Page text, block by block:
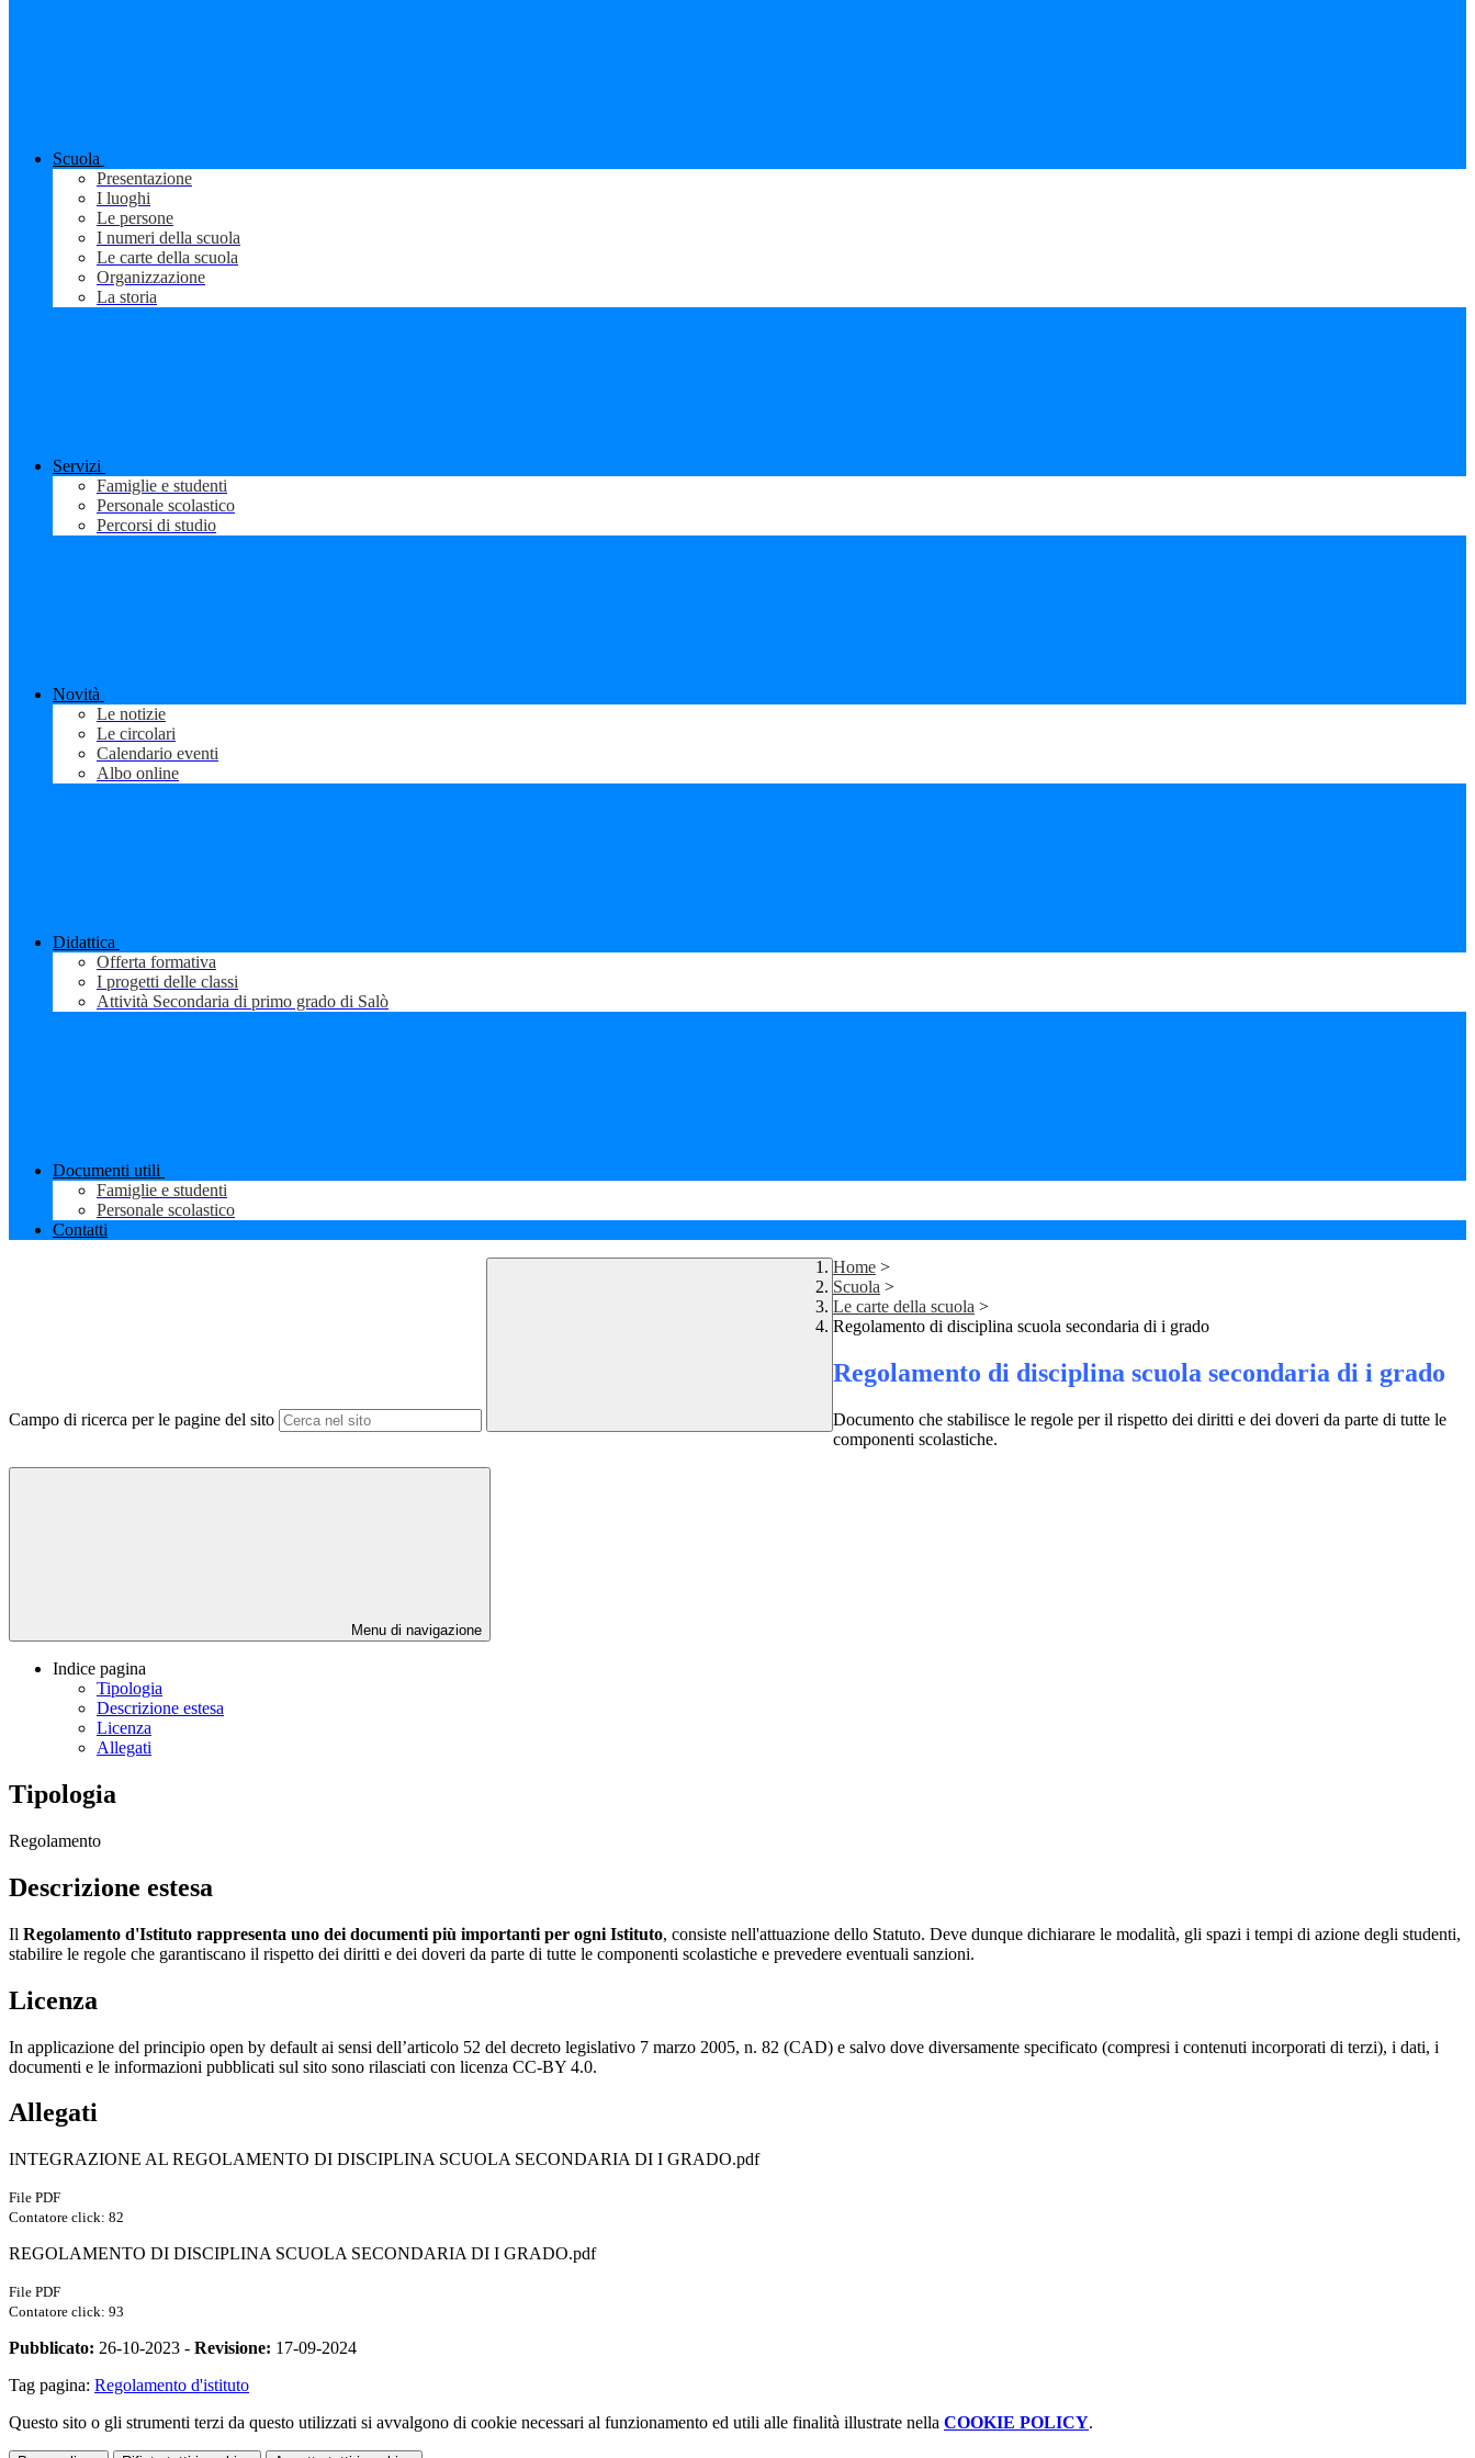
Scuola
Presentazione
I luoghi
Le persone
I numeri della scuola
Le carte della scuola
Organizzazione
La storia
Servizi
Famiglie e studenti
Personale scolastico
Percorsi di studio
Novità
Le notizie
Le circolari
Calendario eventi
Albo online
Didattica
Offerta formativa
I progetti delle classi
Attività Secondaria di primo grado di Salò
Documenti utili
Famiglie e studenti
Personale scolastico
Contatti
Campo di ricerca per le pagine del sito
Home >
Scuola >
Le carte della scuola >
Regolamento di disciplina scuola secondaria di i grado
Regolamento di disciplina scuola secondaria di i grado
Documento che stabilisce le regole per il rispetto dei diritti e dei doveri da parte di tutte le
componenti scolastiche.
Menu di navigazione
Indice pagina
Tipologia
Descrizione estesa
Licenza
Allegati
Tipologia
Regolamento
Descrizione estesa
Il Regolamento d'Istituto rappresenta uno dei documenti più importanti per ogni Istituto, consiste nell'attuazione dello Statuto. Deve dunque dichiarare le modalità, gli spazi i tempi di azione degli studenti,
stabilire le regole che garantiscano il rispetto dei diritti e dei doveri da parte di tutte le componenti scolastiche e prevedere eventuali sanzioni.
Licenza
In applicazione del principio open by default ai sensi dell’articolo 52 del decreto legislativo 7 marzo 2005, n. 82 (CAD) e salvo dove diversamente specificato (compresi i contenuti incorporati di terzi), i dati, i
documenti e le informazioni pubblicati sul sito sono rilasciati con licenza CC-BY 4.0.
Allegati
INTEGRAZIONE AL REGOLAMENTO DI DISCIPLINA SCUOLA SECONDARIA DI I GRADO.pdf
File PDF
Contatore click: 82
REGOLAMENTO DI DISCIPLINA SCUOLA SECONDARIA DI I GRADO.pdf
File PDF
Contatore click: 93
Pubblicato: 26-10-2023 - Revisione: 17-09-2024
Tag pagina: Regolamento d'istituto
Questo sito o gli strumenti terzi da questo utilizzati si avvalgono di cookie necessari al funzionamento ed utili alle finalità illustrate nella COOKIE POLICY.